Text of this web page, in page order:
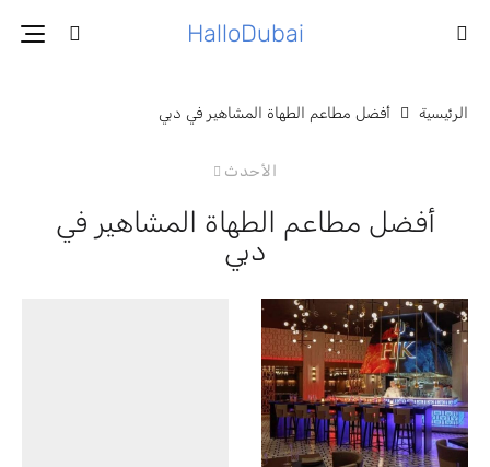
HalloDubai
الرئيسية أفضل مطاعم الطهاة المشاهير في دبي
الأحدث
أفضل مطاعم الطهاة المشاهير في
دبي